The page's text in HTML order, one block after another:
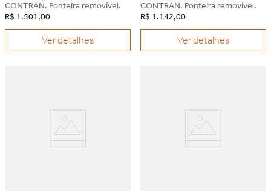
CONTRAN. Ponteira removível.
R$ 1.501,00
Ver detalhes
CONTRAN. Ponteira removível.
R$ 1.142,00
Ver detalhes